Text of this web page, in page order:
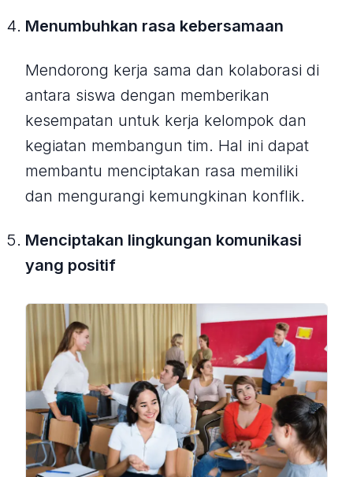
Menumbuhkan rasa kebersamaan
Mendorong kerja sama dan kolaborasi di
antara siswa dengan memberikan
kesempatan untuk kerja kelompok dan
kegiatan membangun tim. Hal ini dapat
membantu menciptakan rasa memiliki
dan mengurangi kemungkinan konflik.
Menciptakan lingkungan komunikasi
yang positif